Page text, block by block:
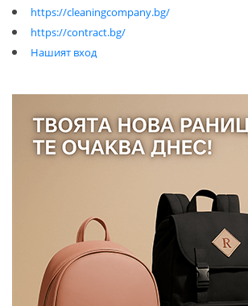
https://cleaningcompany.bg/
https://contract.bg/
Нашият вход